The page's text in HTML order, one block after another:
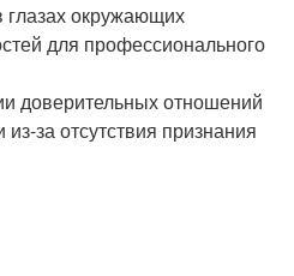
глазах окружающих
для профессионального
доверительных отношений
за отсутствия признания